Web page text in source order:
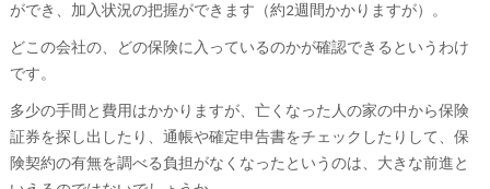
ができ、加入状況の把握ができます（約2週間かかりますが）。
どこの会社の、どの保険に入っているのかが確認できるというわけ
です。
多少の手間と費用はかかりますが、亡くなった人の家の中から保険
証券を探し出したり、通帳や確定申告書をチェックしたりして、保
険契約の有無を調べる負担がなくなったというのは、大きな前進と